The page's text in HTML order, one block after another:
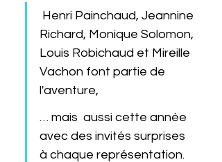
Richard, Monique Solomon,
Louis Robichaud et Mireille
Vachon font partie de
l'aventure,
… mais  aussi cette année
avec des invités surprises
à chaque représentation.